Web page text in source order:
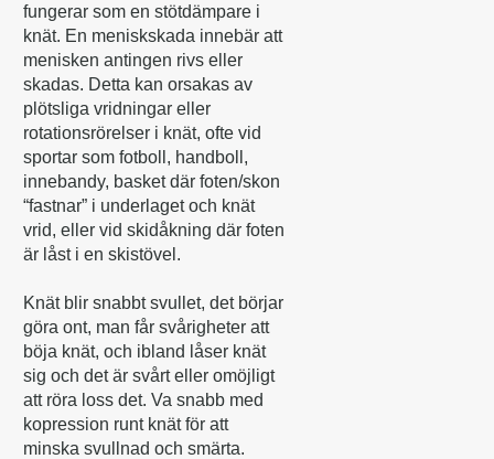
fungerar som en stötdämpare i
knät. En meniskskada innebär att
menisken antingen rivs eller
skadas. Detta kan orsakas av
plötsliga vridningar eller
rotationsrörelser i knät, ofte vid
sportar som fotboll, handboll,
innebandy, basket där foten/skon
“fastnar” i underlaget och knät
vrid, eller vid skidåkning där foten
är låst i en skistövel.
Knät blir snabbt svullet, det börjar
göra ont, man får svårigheter att
böja knät, och ibland låser knät
sig och det är svårt eller omöjligt
att röra loss det. Va snabb med
kopression runt knät för att
minska svullnad och smärta.